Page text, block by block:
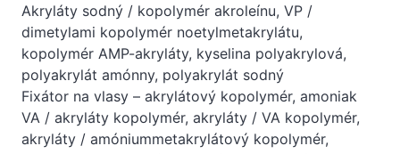
Akryláty sodný / kopolymér akroleínu, VP /
dimetylami kopolymér noetylmetakrylátu,
kopolymér AMP-akryláty, kyselina polyakrylová,
polyakrylát amónny, polyakrylát sodný
Fixátor na vlasy – akrylátový kopolymér, amoniak
VA / akryláty kopolymér, akryláty / VA kopolymér,
akryláty / amóniummetakrylátový kopolymér,